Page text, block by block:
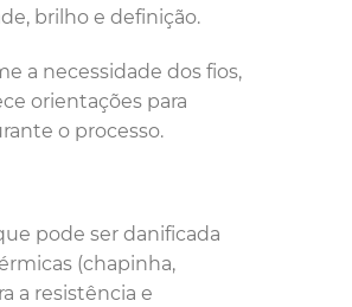
brilho e definição.
a necessidade dos fios,
orientações para
o processo.
pode ser danificada
(chapinha,
a resistência e